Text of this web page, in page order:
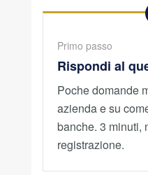
Primo passo
Rispondi al
Poche domande
azienda e su
banche. 3 minuti,
registrazione.